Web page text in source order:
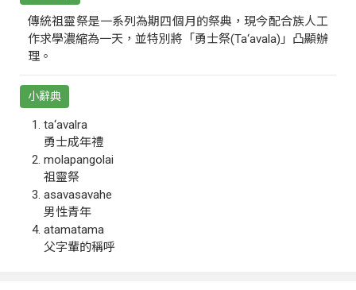
傳統祖靈祭是一系列為期四個月的祭典，現今配合族人工
作求學濃縮為一天，並特別將「勇士祭(Ta‘avala)」凸顯辦
理。
小辭典
ta‘avalra
勇士成年禮
molapangolai
祖靈祭
asavasavahe
男性青年
atamatama
父字輩的稱呼